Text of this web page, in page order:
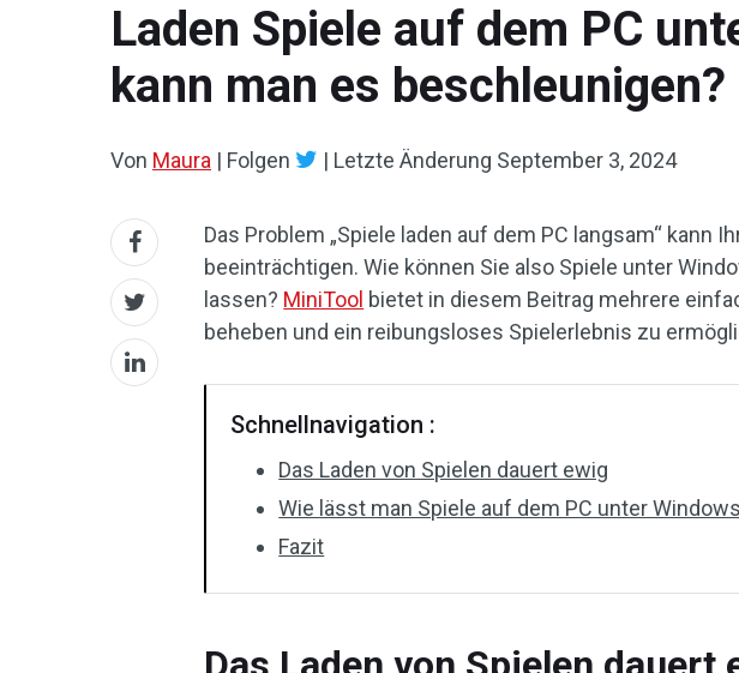
Laden Spiele auf dem PC
kann man es beschleunigen?
Von Maura | Folgen | Letzte Änderung September 3, 2024
Das Problem „Spiele laden auf dem PC langsam“ kann
beeinträchtigen. Wie können Sie also Spiele unter
lassen? MiniTool bietet in diesem Beitrag mehrere
beheben und ein reibungsloses Spielerlebnis zu
Schnellnavigation :
Das Laden von Spielen dauert ewig
Wie lässt man Spiele auf dem PC unter
Fazit